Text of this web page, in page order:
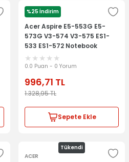
%25 İndirim
ACER
Acer Aspire E5-553G E5-
573G V3-574 V3-575 ES1-
533 ES1-572 Notebook
Klavye Laptop Tuş Takımı
0.0 Puan - 0 Yorum
996,71 TL
1.328,95TL
Sepete Ekle
Tükendi
ACER